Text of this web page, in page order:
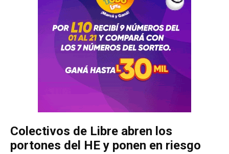
Partidos Políticos
Partido Liberal
Unificación Democrática
Anticorrupción
Partidos Políticos
Partido Liberal
Unificación Democrática
Anticorrupción
Colectivos de Libre abren los
portones del HE y ponen en riesgo